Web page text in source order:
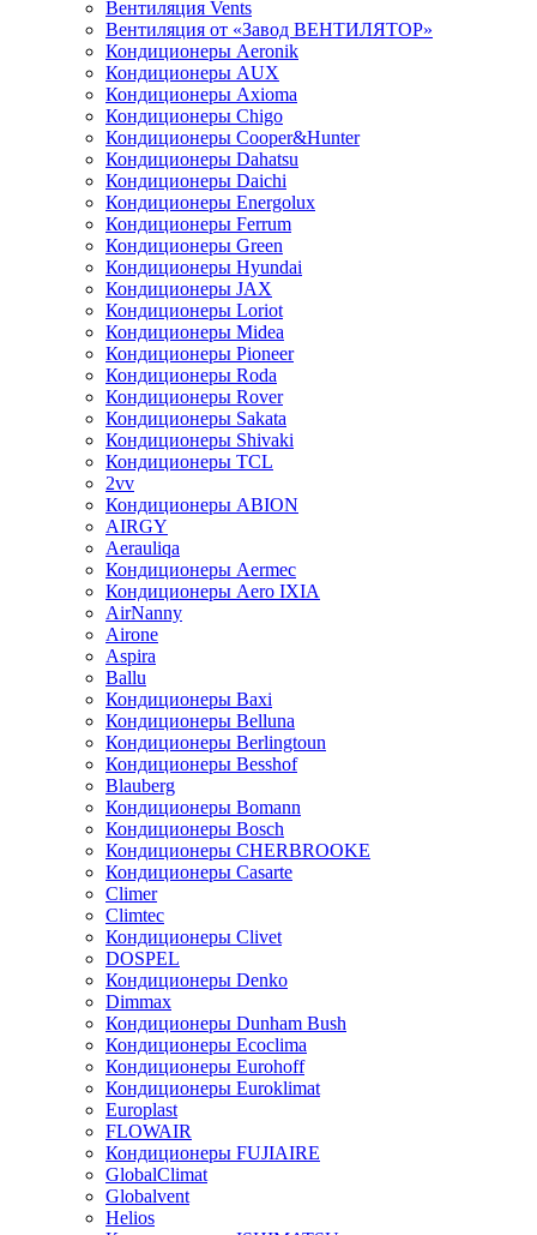
Вентиляция Vents
Вентиляция от «Завод ВЕНТИЛЯТОР»
Кондиционеры Aeronik
Кондиционеры AUX
Кондиционеры Axioma
Кондиционеры Chigo
Кондиционеры Cooper&Hunter
Кондиционеры Dahatsu
Кондиционеры Daichi
Кондиционеры Energolux
Кондиционеры Ferrum
Кондиционеры Green
Кондиционеры Hyundai
Кондиционеры JAX
Кондиционеры Loriot
Кондиционеры Midea
Кондиционеры Pioneer
Кондиционеры Roda
Кондиционеры Rover
Кондиционеры Sakata
Кондиционеры Shivaki
Кондиционеры TCL
2vv
Кондиционеры ABION
AIRGY
Aerauliqa
Кондиционеры Aermec
Кондиционеры Aero IXIA
AirNanny
Airone
Aspira
Ballu
Кондиционеры Baxi
Кондиционеры Belluna
Кондиционеры Berlingtoun
Кондиционеры Besshof
Blauberg
Кондиционеры Bomann
Кондиционеры Bosch
Кондиционеры CHERBROOKE
Кондиционеры Casarte
Climer
Climtec
Кондиционеры Clivet
DOSPEL
Кондиционеры Denko
Dimmax
Кондиционеры Dunham Bush
Кондиционеры Ecoclima
Кондиционеры Eurohoff
Кондиционеры Euroklimat
Europlast
FLOWAIR
Кондиционеры FUJIAIRE
GlobalClimat
Globalvent
Helios